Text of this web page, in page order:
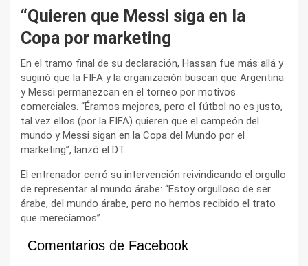
“Quieren que Messi siga en la
Copa por marketing
En el tramo final de su declaración, Hassan fue más allá y
sugirió que la FIFA y la organización buscan que Argentina
y Messi permanezcan en el torneo por motivos
comerciales. “Éramos mejores, pero el fútbol no es justo,
tal vez ellos (por la FIFA) quieren que el campeón del
mundo y Messi sigan en la Copa del Mundo por el
marketing”, lanzó el DT.
El entrenador cerró su intervención reivindicando el orgullo
de representar al mundo árabe: “Estoy orgulloso de ser
árabe, del mundo árabe, pero no hemos recibido el trato
que merecíamos”.
Comentarios de Facebook